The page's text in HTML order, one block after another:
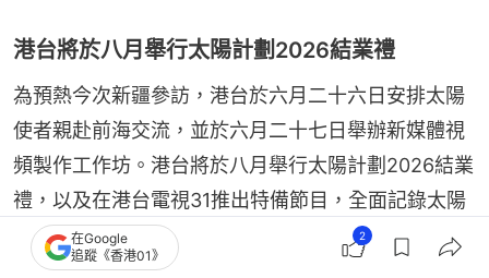
港台將於八月舉行太陽計劃2026結業禮
為預熱今次新疆參訪，港台於六月二十六日安排太陽
使者親赴前海交流，並於六月二十七日舉辦新媒體視
頻製作工作坊。港台將於八月舉行太陽計劃2026結業
禮，以及在港台電視31推出特備節目，全面記錄太陽
計劃2026的精彩活動點滴。
在Google
追蹤《香港01》
2